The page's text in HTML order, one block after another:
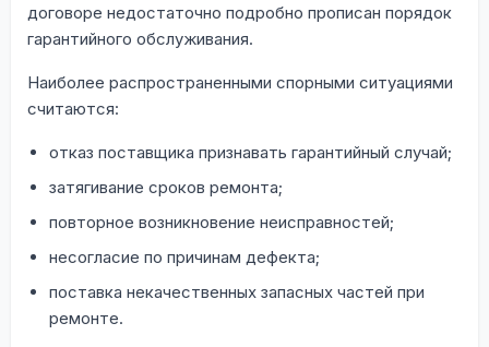
договоре недостаточно подробно прописан порядок
гарантийного обслуживания.
Наиболее распространенными спорными ситуациями
считаются:
отказ поставщика признавать гарантийный случай;
затягивание сроков ремонта;
повторное возникновение неисправностей;
несогласие по причинам дефекта;
поставка некачественных запасных частей при
ремонте.